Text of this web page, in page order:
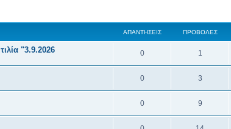
ΑΠΑΝΤΉΣΕΙΣ ΠΡΟΒΟΛΈΣ
"3.9.2026 0Α
π
ν
τ
1
ρ
β
ο
0Α
π
ν
3Π
ρ
β
0Α
π
9Π
ρ